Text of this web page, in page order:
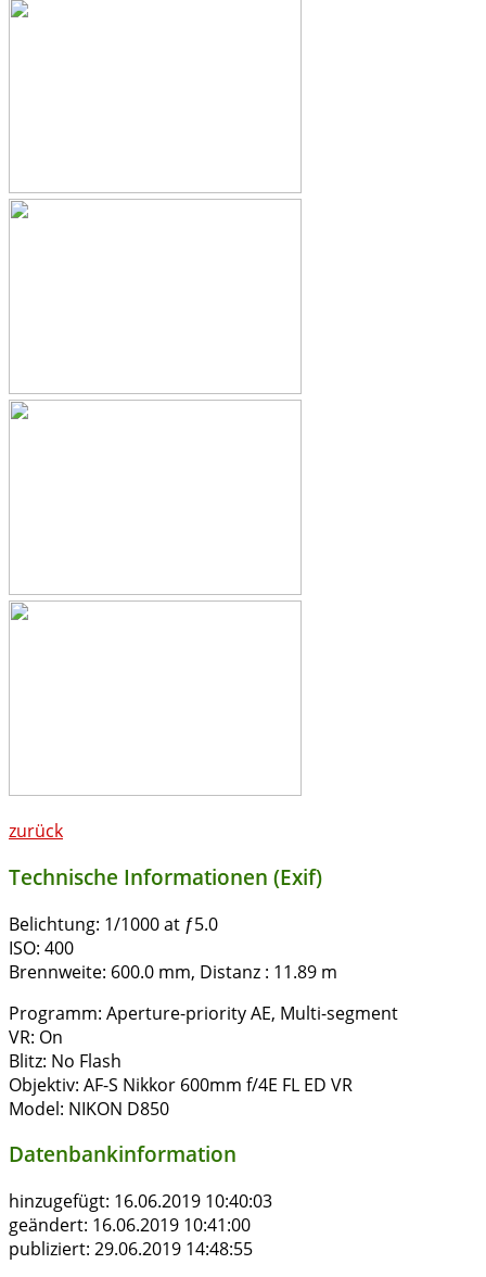
zurück
Technische Informationen (Exif)
Belichtung: 1/1000 at ƒ5.0
ISO: 400
Brennweite: 600.0 mm, Distanz : 11.89 m
Programm: Aperture-priority AE, Multi-segment
VR: On
Blitz: No Flash
Objektiv: AF-S Nikkor 600mm f/4E FL ED VR
Model: NIKON D850
Datenbankinformation
hinzugefügt: 16.06.2019 10:40:03
geändert: 16.06.2019 10:41:00
publiziert: 29.06.2019 14:48:55